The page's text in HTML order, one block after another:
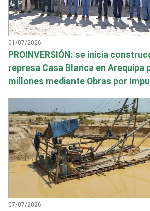
01/07/2026
PROINVERSIÓN: se inicia
represa Casa Blanca en Arequipa
millones mediante Obras por
07/07/2026